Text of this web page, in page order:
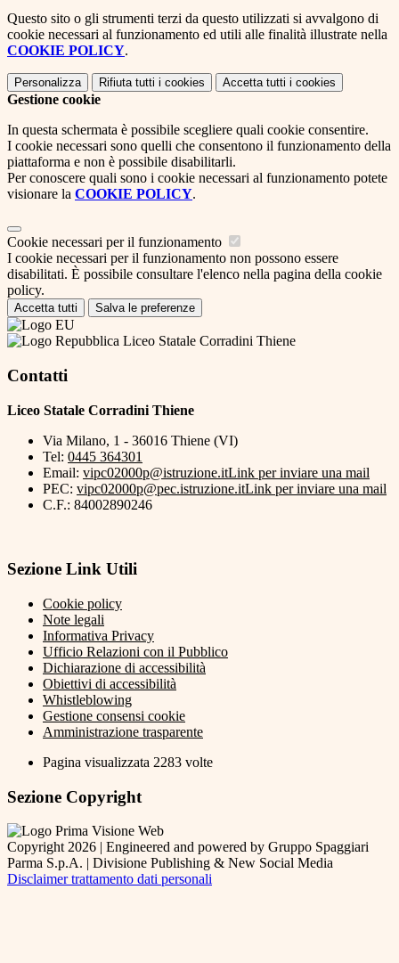
Questo sito o gli strumenti terzi da questo utilizzati si avvalgono di
cookie necessari al funzionamento ed utili alle finalità illustrate nella
COOKIE POLICY.
Personalizza Rifiuta tutti i cookies Accetta tutti i cookies
Gestione cookie
In questa schermata è possibile scegliere quali cookie consentire.
I cookie necessari sono quelli che consentono il funzionamento della
piattaforma e non è possibile disabilitarli.
Per conoscere quali sono i cookie necessari al funzionamento potete
visionare la COOKIE POLICY.
Cookie necessari per il funzionamento
I cookie necessari per il funzionamento non possono essere
disabilitati. È possibile consultare l'elenco nella pagina della cookie
policy.
Accetta tutti Salva le preferenze
Liceo Statale Corradini Thiene
Contatti
Liceo Statale Corradini Thiene
Via Milano, 1 - 36016 Thiene (VI)
Tel: 0445 364301
Email: vipc02000p@istruzione.itLink per inviare una mail
PEC: vipc02000p@pec.istruzione.itLink per inviare una mail
C.F.: 84002890246
Sezione Link Utili
Cookie policy
Note legali
Informativa Privacy
Ufficio Relazioni con il Pubblico
Dichiarazione di accessibilità
Obiettivi di accessibilità
Whistleblowing
Gestione consensi cookie
Amministrazione trasparente
Pagina visualizzata 2283 volte
Sezione Copyright
Copyright 2026 | Engineered and powered by Gruppo Spaggiari
Parma S.p.A. | Divisione Publishing & New Social Media
Disclaimer trattamento dati personali